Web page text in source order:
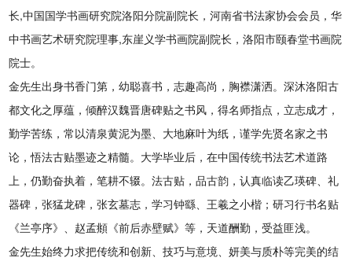
长,中国国学书画研究院洛阳分院副院长，河南省书法家协会会员，华
中书画艺术研究院理事,东崖义学书画院副院长，洛阳市颐春堂书画院
院士。
金先生出身书香门第，幼聪喜书，志趣高尚，胸襟潇洒。深沐洛阳古
都文化之厚蕴，倾醉汉魏晋唐碑贴之书风，得名师指点，立志成才，
勤学苦练，常以清泉黄泥为墨、大地麻叶为纸，谨学先贤名家之书
论，悟法古贴墨迹之精髓。大学毕业后，在中国传统书法艺术道路
上，仍勤奋执着，笔耕不辍。法古贴，品古韵，认真临读乙瑛碑、礼
器碑，张猛龙碑，张玄墓志，学习钟繇、王羲之小楷；研习行书名贴
《兰亭序》、赵孟頫《前后赤壁赋》等，天道酬勤，受益匪浅。
金先生始终力求把传统和创新、技巧与意境、妍美与质朴等完美的结